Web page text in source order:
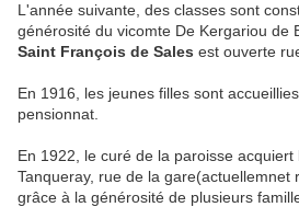
L'année suivante, des classes sont
générosité du vicomte De Kergariou de
Saint François de Sales est ouverte
En 1916, les jeunes filles sont
pensionnat.
En 1922, le curé de la paroisse acquiert
Tanqueray, rue de la gare(actuellemnet
grâce à la générosité de plusieurs